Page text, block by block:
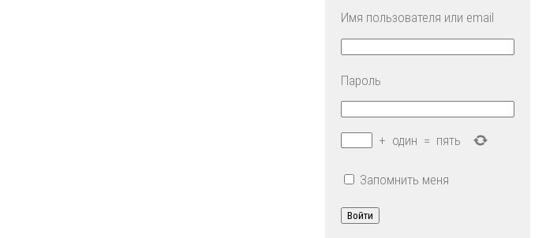
Имя пользователя или email
Пароль
+ один = пять
Запомнить меня
Войти